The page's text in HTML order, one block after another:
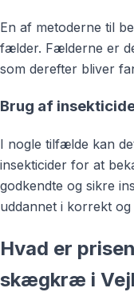
En af metoderne til
fælder. Fælderne er
som derefter bliver
Brug af
I nogle tilfælde kan
insekticider for at
godkendte og sikre
uddannet i korrekt
Hvad er
skægkræ i